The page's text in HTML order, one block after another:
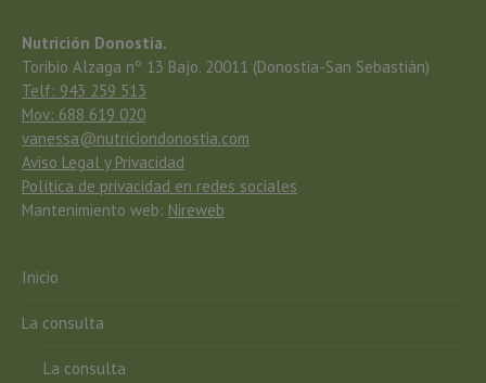
Nutrición Donostia.
Toribio Alzaga nº 13 Bajo. 20011 (Donostia-San Sebastián)
Telf: 943 259 513
Mov: 688 619 020
vanessa@nutriciondonostia.com
Aviso Legal y Privacidad
Política de privacidad en redes sociales
Mantenimiento web: Nireweb
Inicio
La consulta
La consulta